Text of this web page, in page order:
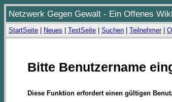
Netzwerk Gegen Gewalt - Ein Offenes
StartSeite Neues TestSeite Suchen Teilnehmer|
Bitte Benutzername
Diese Funktion erfordert einen gültigen